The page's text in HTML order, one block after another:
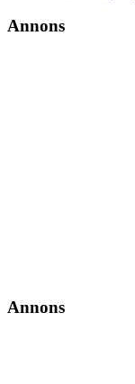
Annons
Annons